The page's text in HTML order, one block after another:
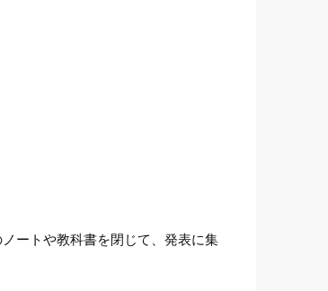
ートや教科書を閉じて、発表に集